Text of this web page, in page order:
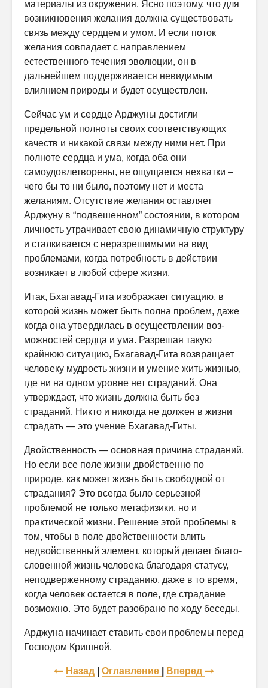
материалы из окружения. Ясно поэтому, что для
возникновения желания должна существовать
связь меж­ду сердцем и умом. И если поток
желания совпадает с направлением
естественного течения эволюции, он в
дальнейшем поддерживается не­видимым
влиянием природы и будет осуществлен.
Сейчас ум и сердце Арджуны достигли
предельной полноты своих соответствующих
качеств и никакой связи между ними нет. При
полноте сердца и ума, когда оба они
самоудовлетворены, не ощущается нехватки –
чего бы то ни было, поэтому нет и места
желаниям. Отсутствие желания оставляет
Арджуну в “подвешенном” состоянии, в котором
личность ут­рачивает свою динамичную структуру
и сталкивается с неразрешимыми на вид
проблемами, когда потребность в действии
возникает в любой сфере жизни.
Итак, Бхагавад-Гита изображает ситуацию, в
которой жизнь может быть полна проблем, даже
когда она утвердилась в осуществлении воз­
можностей сердца и ума. Разрешая такую
крайнюю ситуацию, Бхагавад-Гита возвращает
человеку мудрость жизни и умение жить жизнью,
где ни на одном уровне нет страданий. Она
утверждает, что жизнь должна быть без
страданий. Никто и никогда не должен в жизни
страдать — это учение Бхагавад-Гиты.
Двойственность — основная причина страданий.
Но если все поле жизни двойственно по
природе, как может жизнь быть свободной от
страдания? Это всегда было серьезной
проблемой не только метафизики, но и
практической жизни. Решение этой проблемы в
том, чтобы в поле двойственности влить
недвойственный элемент, который делает благо­
словенной жизнь человека благодаря статусу,
неподверженному страданию, даже в то время,
когда человек остается в поле, где страдание
возможно. Это будет разобрано по ходу беседы.
Арджуна начинает ставить свои проблемы перед
Господом Кришной.
Назад Оглавление Вперед